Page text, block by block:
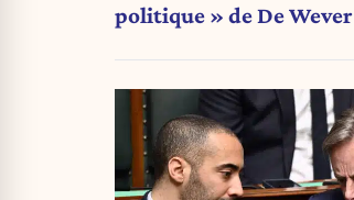
politique » de De Wever